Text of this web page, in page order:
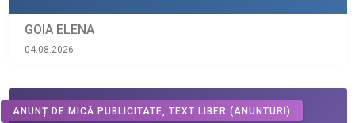
GOIA ELENA
04.08.2026
ANUNȚ DE MICĂ PUBLICITATE, TEXT LIBER (ANUNTURI)